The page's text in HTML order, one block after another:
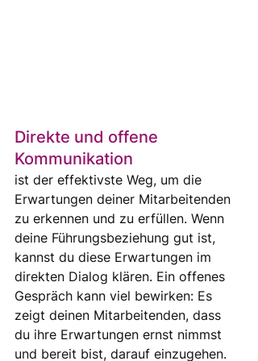
Direkte und offene
Kommunikation
ist der effektivste Weg, um die
Erwartungen deiner Mitarbeitenden
zu erkennen und zu erfüllen. Wenn
deine Führungsbeziehung gut ist,
kannst du diese Erwartungen im
direkten Dialog klären. Ein offenes
Gespräch kann viel bewirken: Es
zeigt deinen Mitarbeitenden, dass
du ihre Erwartungen ernst nimmst
und bereit bist, darauf einzugehen.